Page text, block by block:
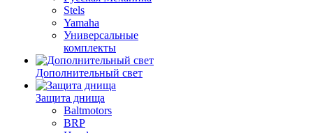
Stels
Yamaha
Универсальные
комплекты
Дополнительный свет
Защита днища
Baltmotors
BRP